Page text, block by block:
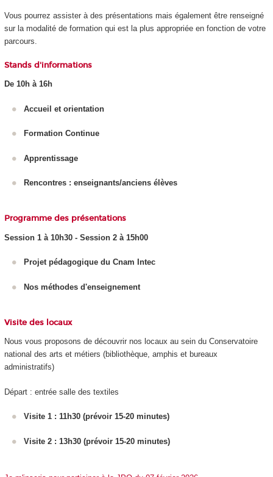
Vous pourrez assister à des présentations mais également être renseigné
sur la modalité de formation qui est la plus appropriée en fonction de votre
parcours.
Stands d'informations
De 10h à 16h
Accueil et orientation
Formation Continue
Apprentissage
Rencontres : enseignants/anciens élèves
Programme des présentations
Session 1 à 10h30 - Session 2 à 15h00
Projet pédagogique du Cnam Intec
Nos méthodes d'enseignement
Visite des locaux
Nous vous proposons de découvrir nos locaux au sein du Conservatoire
national des arts et métiers (bibliothèque, amphis et bureaux
administratifs)
Départ : entrée salle des textiles
Visite 1 : 11h30 (prévoir 15-20 minutes)
Visite 2 : 13h30 (prévoir 15-20 minutes)